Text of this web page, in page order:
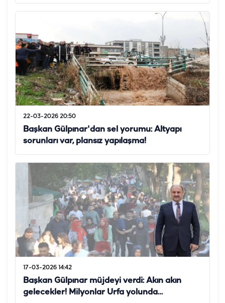
22-03-2026 20:50
Başkan Gülpınar'dan sel yorumu: Altyapı
sorunları var, plansız yapılaşma!
17-03-2026 14:42
Başkan Gülpınar müjdeyi verdi: Akın akın
gelecekler! Milyonlar Urfa yolunda…